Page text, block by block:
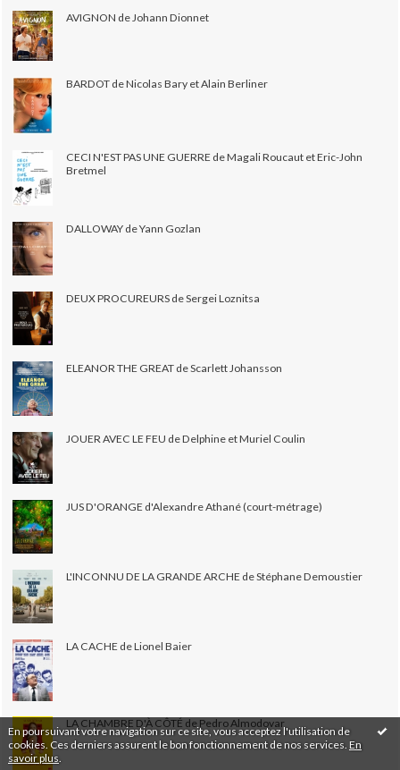
En poursuivant votre navigation sur ce site, vous acceptez l'utilisation de
cookies. Ces derniers assurent le bon fonctionnement de nos services. En
savoir plus
AVIGNON de Johann Dionnet
BARDOT de Nicolas Bary et Alain Berliner
CECI N'EST PAS UNE GUERRE de Magali Roucaut et Eric-John
Bretmel
DALLOWAY de Yann Gozlan
DEUX PROCUREURS de Sergei Loznitsa
ELEANOR THE GREAT de Scarlett Johansson
JOUER AVEC LE FEU de Delphine et Muriel Coulin
JUS D'ORANGE d'Alexandre Athané (court-métrage)
L'INCONNU DE LA GRANDE ARCHE de Stéphane Demoustier
LA CACHE de Lionel Baier
LA CHAMBRE D'À CÔTÉ de Pedro Almodovar